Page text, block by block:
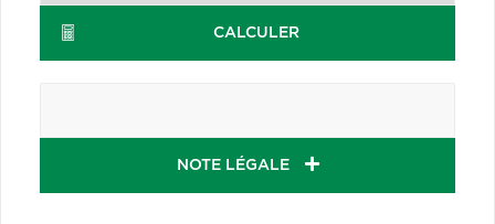
CALCULER
NOTE LÉGALE